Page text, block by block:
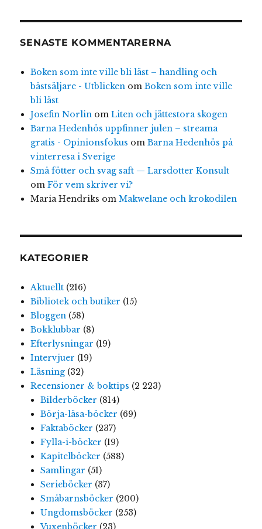
SENASTE KOMMENTARERNA
Boken som inte ville bli läst – handling och
bästsäljare - Utblickenom Boken som inte ville
bli läst
Josefin Norlinom Liten och jättestora skogen
Barna Hedenhös uppfinner julen – streama
gratis - Opinionsfokus om Barna Hedenhös på
vinterresa i Sverige
Små fötter och svag saft — Larsdotter Konsult
om För vem skriver vi?
Maria Hendriks om Makwelane och krokodilen
KATEGORIER
Aktuellt(216)
Bibliotek och butiker (15)
Bloggen (58)
Bokklubbar (8)
Efterlysningar (19)
Intervjuer (19)
Läsning(32)
Recensioner & boktips (2 223)
Bilderböcker (814)
Börja-läsa-böcker (69)
Faktaböcker (237)
Fylla-i-böcker (19)
Kapitelböcker (588)
Samlingar (51)
Serieböcker (37)
Småbarnsböcker (200)
Ungdomsböcker (253)
Vuxenböcker (23)